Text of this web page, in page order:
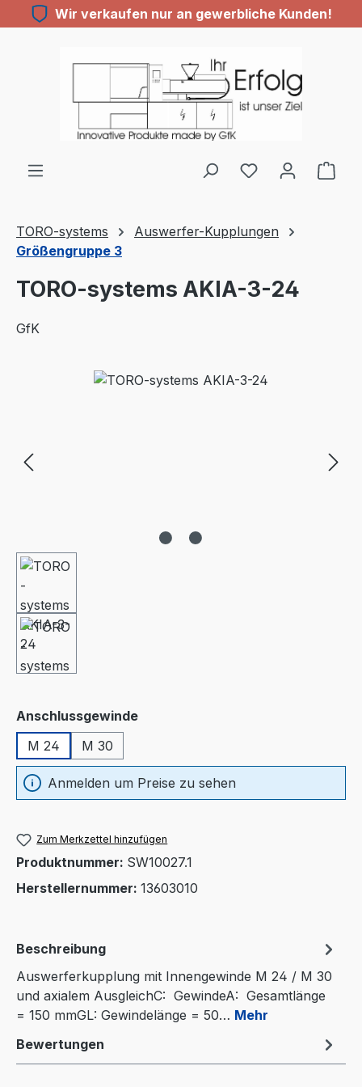
Zum Hauptinhalt springen
Wir verkaufen nur an gewerbliche Kunden!
TORO-systems
Auswerfer-Kupplungen
Größengruppe 3
TORO-systems AKIA-3-24
GfK
Bildergalerie überspringen
Anschlussgewindeauswählen
M 24
M 30
Anmelden um Preise zu sehen
Zum Merkzettel hinzufügen
Produktnummer: SW10027.1
Herstellernummer: 13603010
Beschreibung
Auswerferkupplung mit Innengewinde M 24 / M 30
und axialem AusgleichC: GewindeA: Gesamtlänge
= 150 mmGL: Gewindelänge = 50… Mehr
Bewertungen